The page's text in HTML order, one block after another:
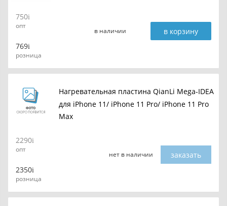
750
опт
769
розница
в наличии в корзину
Нагревательная пластина QianLi Mega-IDEA
для iPhone 11/ iPhone 11 Pro/ iPhone 11 Pro
Max
2290
опт
2350
розница
нет в наличии заказать